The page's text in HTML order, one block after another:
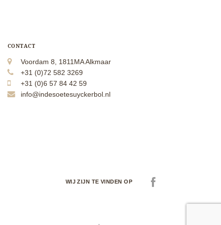
CONTACT
Voordam 8, 1811MA Alkmaar
+31 (0)72 582 3269
+31 (0)6 57 84 42 59
info@indesoetesuyckerbol.nl
WIJ ZIJN TE VINDEN OP